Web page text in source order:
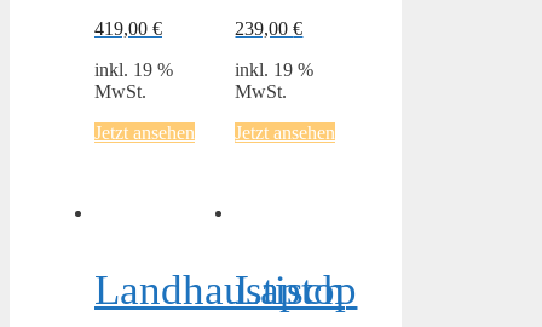
419,00 €
inkl. 19 %
MwSt.
Jetzt ansehen
239,00€
inkl. 19 %
MwSt.
Jetzt ansehen
Landhaustisch
Laptop